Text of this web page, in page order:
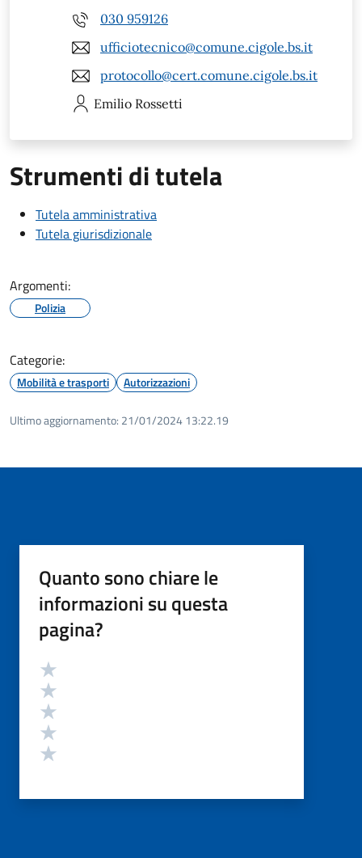
030 959126
ufficiotecnico@comune.cigole.bs.it
protocollo@cert.comune.cigole.bs.it
Emilio Rossetti
Strumenti di tutela
Tutela amministrativa
Tutela giurisdizionale
Argomenti:
Polizia
Categorie:
Mobilità e trasporti Autorizzazioni
Ultimo aggiornamento: 21/01/2024 13:22.19
Quanto sono chiare le
informazioni su questa
pagina?
Valutazione